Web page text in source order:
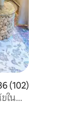
เฉลี่ย 4.86 จาก
(102)
ใน